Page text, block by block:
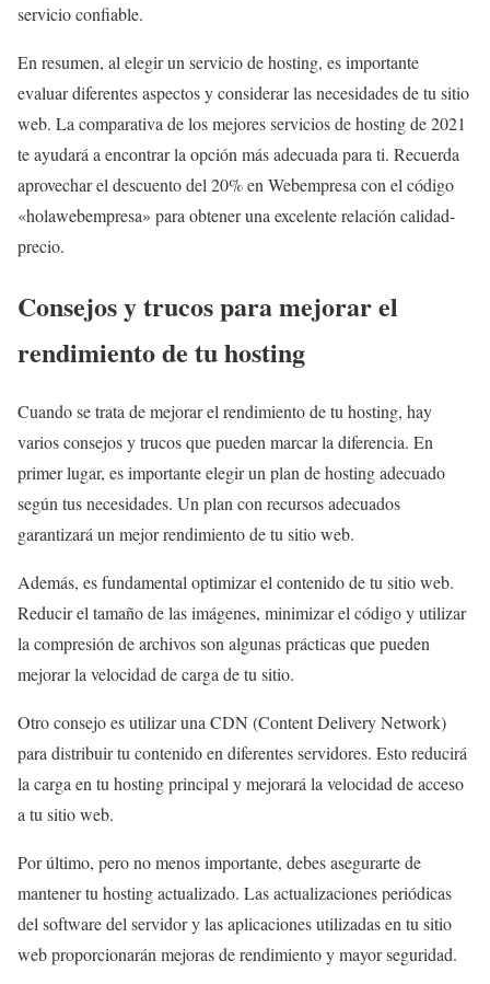
servicio confiable.
En resumen, al elegir un servicio de hosting, es importante
evaluar diferentes aspectos y considerar las necesidades de tu sitio
web. La comparativa de los mejores servicios de hosting de 2021
te ayudará a encontrar la opción más adecuada para ti. Recuerda
aprovechar el descuento del 20% en Webempresa con el código
«holawebempresa» para obtener una excelente relación calidad-
precio.
Consejos y trucos para mejorar el
rendimiento de tu hosting
Cuando se trata de mejorar el rendimiento de tu hosting, hay
varios consejos y trucos que pueden marcar la diferencia. En
primer lugar, es importante elegir un plan de hosting adecuado
según tus necesidades. Un plan con recursos adecuados
garantizará un mejor rendimiento de tu sitio web.
Además, es fundamental optimizar el contenido de tu sitio web.
Reducir el tamaño de las imágenes, minimizar el código y utilizar
la compresión de archivos son algunas prácticas que pueden
mejorar la velocidad de carga de tu sitio.
Otro consejo es utilizar una CDN (Content Delivery Network)
para distribuir tu contenido en diferentes servidores. Esto reducirá
la carga en tu hosting principal y mejorará la velocidad de acceso
a tu sitio web.
Por último, pero no menos importante, debes asegurarte de
mantener tu hosting actualizado. Las actualizaciones periódicas
del software del servidor y las aplicaciones utilizadas en tu sitio
web proporcionarán mejoras de rendimiento y mayor seguridad.